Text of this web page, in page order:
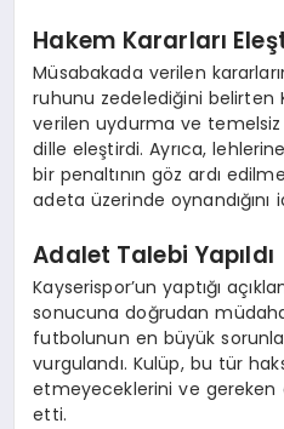
Hakem Kararları
Müsabakada verilen
ruhunu zedelediğini belirten
verilen uydurma ve temelsiz
dille eleştirdi. Ayrıca,
bir penaltının göz ardı
adeta üzerinde oynandığını
Adalet Talebi Yapıldı
Kayserispor’un yaptığı
sonucuna doğrudan
futbolunun en büyük
vurgulandı. Kulüp, bu tür
etmeyeceklerini ve gereken
etti.